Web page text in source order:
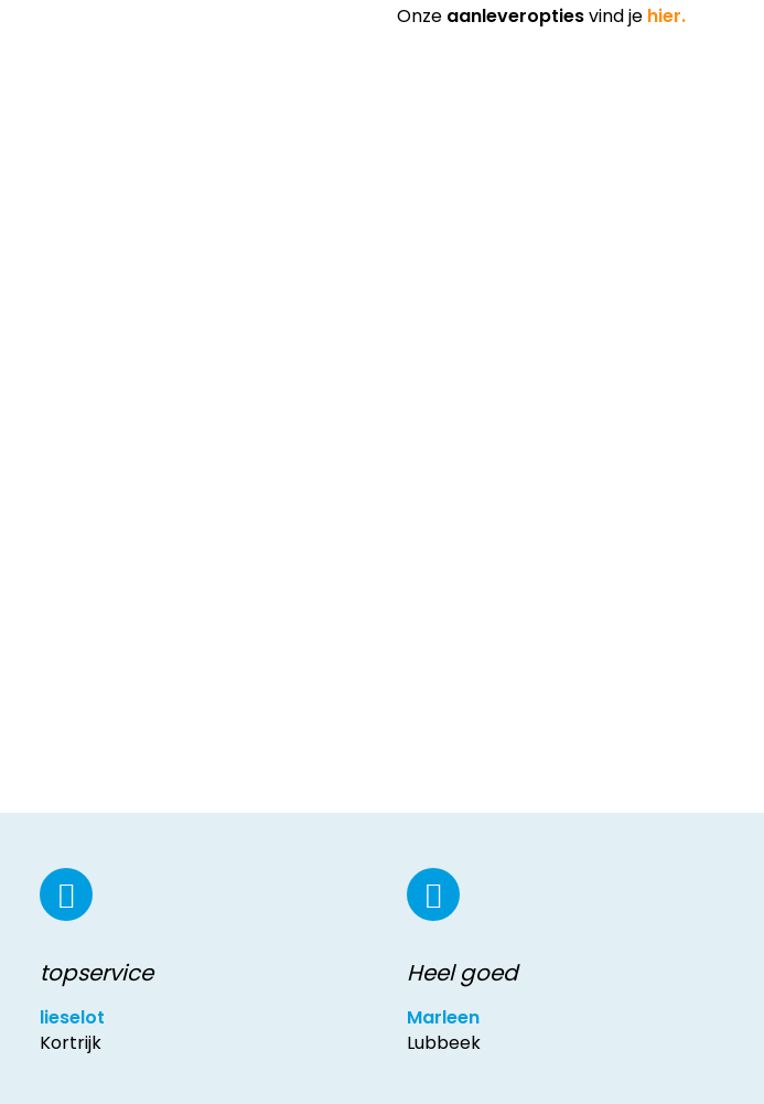
Onze aanleveroptiesvind je hier.
topservice
lieselot
Kortrijk
Heel goed
Marleen
Lubbeek